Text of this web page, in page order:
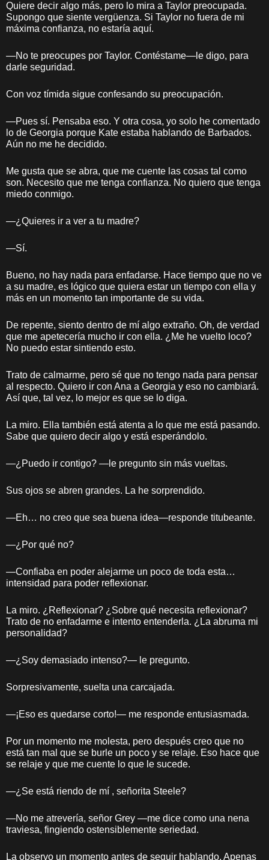
Quiere decir algo más, pero lo mira a Taylor preocupada.
Supongo que siente vergüenza. Si Taylor no fuera de mi
máxima confianza, no estaría aquí.
—No te preocupes por Taylor. Contéstame—le digo, para
darle seguridad.
Con voz tímida sigue confesando su preocupación.
—Pues sí. Pensaba eso. Y otra cosa, yo solo he comentado
lo de Georgia porque Kate estaba hablando de Barbados.
Aún no me he decidido.
Me gusta que se abra, que me cuente las cosas tal como
son. Necesito que me tenga confianza. No quiero que tenga
miedo conmigo.
—¿Quieres ir a ver a tu madre?
—Sí.
Bueno, no hay nada para enfadarse. Hace tiempo que no ve
a su madre, es lógico que quiera estar un tiempo con ella y
más en un momento tan importante de su vida.
De repente, siento dentro de mí algo extraño. Oh, de verdad
que me apetecería mucho ir con ella. ¿Me he vuelto loco?
No puedo estar sintiendo esto.
Trato de calmarme, pero sé que no tengo nada para pensar
al respecto. Quiero ir con Ana a Georgia y eso no cambiará.
Así que, tal vez, lo mejor es que se lo diga.
La miro. Ella también está atenta a lo que me está pasando.
Sabe que quiero decir algo y está esperándolo.
—¿Puedo ir contigo? —le pregunto sin más vueltas.
Sus ojos se abren grandes. La he sorprendido.
—Eh… no creo que sea buena idea—responde titubeante.
—¿Por qué no?
—Confiaba en poder alejarme un poco de toda esta…
intensidad para poder reflexionar.
La miro. ¿Reflexionar? ¿Sobre qué necesita reflexionar?
Trato de no enfadarme e intento entenderla. ¿La abruma mi
personalidad?
—¿Soy demasiado intenso?— le pregunto.
Sorpresivamente, suelta una carcajada.
—¡Eso es quedarse corto!— me responde entusiasmada.
Por un momento me molesta, pero después creo que no
está tan mal que se burle un poco y se relaje. Eso hace que
se relaje y que me cuente lo que le sucede.
—¿Se está riendo de mí , señorita Steele?
—No me atrevería, señor Grey —me dice como una nena
traviesa, fingiendo ostensiblemente seriedad.
La observo un momento antes de seguir hablando. Apenas